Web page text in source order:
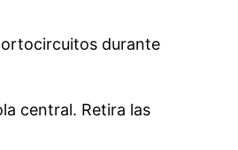
durante
central. Retira las